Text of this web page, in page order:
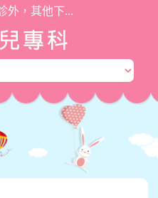
外，其他下...